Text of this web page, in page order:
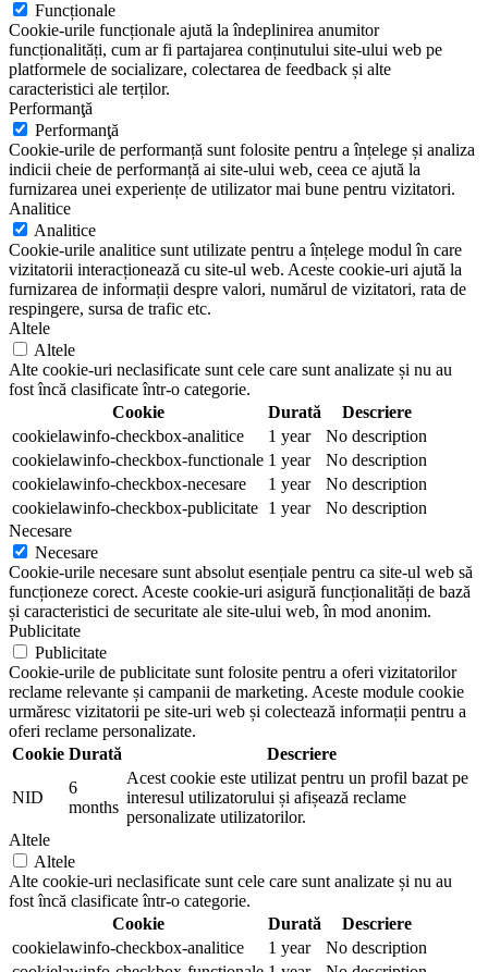
Funcționale
Cookie-urile funcționale ajută la îndeplinirea anumitor
funcționalități, cum ar fi partajarea conținutului site-ului web pe
platformele de socializare, colectarea de feedback și alte
caracteristici ale terților.
Performanţă
Performanţă
Cookie-urile de performanță sunt folosite pentru a înțelege și analiza
indicii cheie de performanță ai site-ului web, ceea ce ajută la
furnizarea unei experiențe de utilizator mai bune pentru vizitatori.
Analitice
Analitice
Cookie-urile analitice sunt utilizate pentru a înțelege modul în care
vizitatorii interacționează cu site-ul web. Aceste cookie-uri ajută la
furnizarea de informații despre valori, numărul de vizitatori, rata de
respingere, sursa de trafic etc.
Altele
Altele
Alte cookie-uri neclasificate sunt cele care sunt analizate și nu au
fost încă clasificate într-o categorie.
Cookie
Durată
Descriere
cookielawinfo-checkbox-analitice
1 year
No description
cookielawinfo-checkbox-functionale 1 year
No description
cookielawinfo-checkbox-necesare
1 year
No description
cookielawinfo-checkbox-publicitate 1 year
No description
Necesare
Necesare
Cookie-urile necesare sunt absolut esențiale pentru ca site-ul web să
funcționeze corect. Aceste cookie-uri asigură funcționalități de bază
și caracteristici de securitate ale site-ului web, în mod anonim.
Publicitate
Publicitate
Cookie-urile de publicitate sunt folosite pentru a oferi vizitatorilor
reclame relevante și campanii de marketing. Aceste module cookie
urmăresc vizitatorii pe site-uri web și colectează informații pentru a
oferi reclame personalizate.
Cookie Durată Descriere
NID
6
months
Acest cookie este utilizat pentru un profil bazat pe
interesul utilizatorului și afișează reclame
personalizate utilizatorilor.
Altele
Altele
Alte cookie-uri neclasificate sunt cele care sunt analizate și nu au
fost încă clasificate într-o categorie.
Cookie
Durată
Descriere
cookielawinfo-checkbox-analitice
1 year
No description